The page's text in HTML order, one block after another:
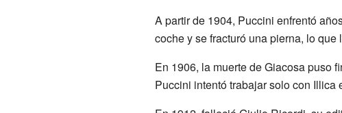
A partir de 1904, Puccini enfrentó
coche y se fracturó una pierna, lo
En 1906, la muerte de Giacosa puso
Puccini intentó trabajar solo con Illica